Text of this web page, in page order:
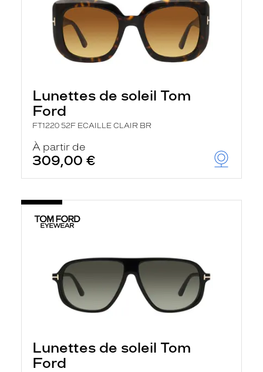
Lunettes de soleil Tom
Ford
FT1220 52F ECAILLE CLAIR BR
À partir de
309,00 €
Lunettes de soleil Tom
Ford